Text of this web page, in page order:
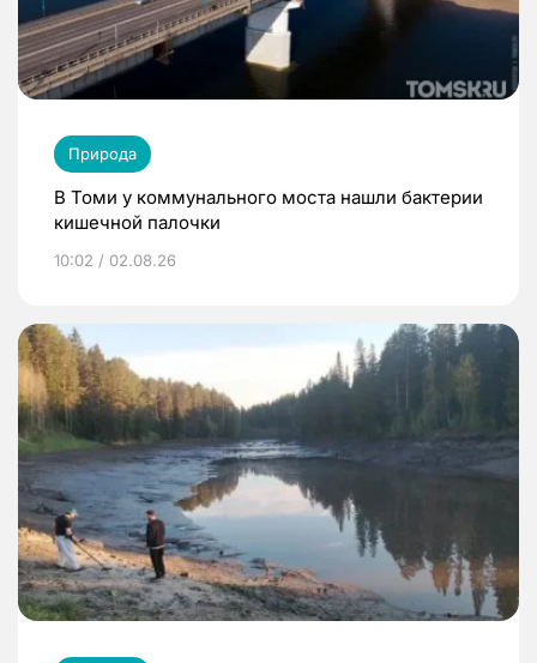
Природа
В Томи у коммунального моста нашли бактерии
кишечной палочки
10:02 / 02.08.26